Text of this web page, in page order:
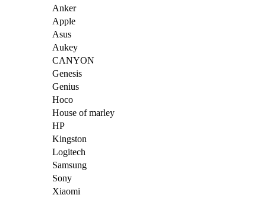
Anker
Apple
Asus
Aukey
CANYON
Genesis
Genius
Hoco
House of marley
HP
Kingston
Logitech
Samsung
Sony
Xiaomi